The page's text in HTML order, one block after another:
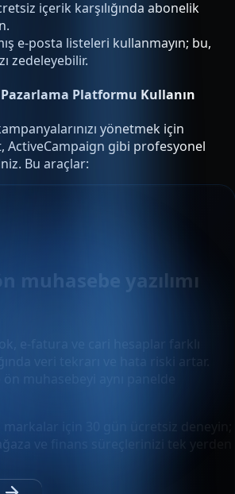
içerik karşılığında abonelik
e-posta listeleri kullanmayın; bu,
zedeleyebilir.
Platformu Kullanın
yönetmek için
ActiveCampaign gibi profesyonel
Bu araçlar:
muhasebe yazılımı
e-fatura ve cari hesaplar farklı
veri tekrarı ve hata riski artar.
muhasebeyi aynı panelde
için 30 gün ücretsiz deneyin;
ve finans süreçlerinizi tek yerden